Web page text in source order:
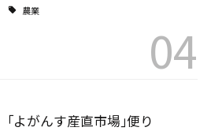
農業
04
｢よがんす産直市場｣便り